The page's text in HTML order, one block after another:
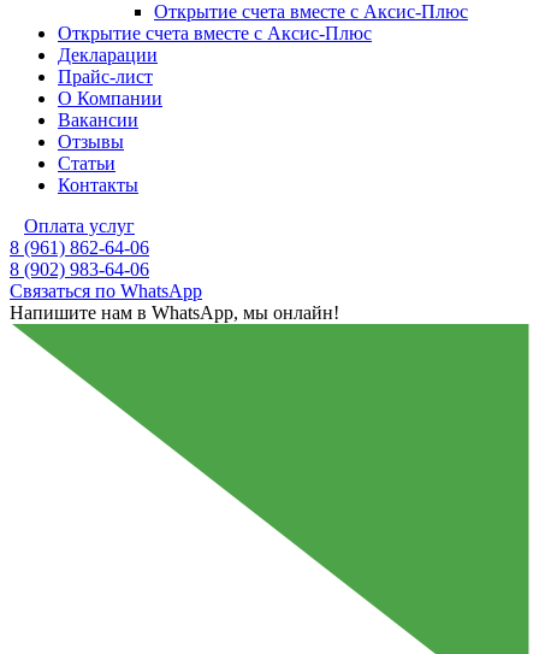
Открытие счета вместе с Аксис-Плюс
Открытие счета вместе с Аксис-Плюс
Декларации
Прайс-лист
О Компании
Вакансии
Отзывы
Статьи
Контакты
Оплата услуг
8 (961) 862-64-06
8 (902) 983-64-06
Связаться по WhatsApp
Напишите нам в WhatsApp, мы онлайн!